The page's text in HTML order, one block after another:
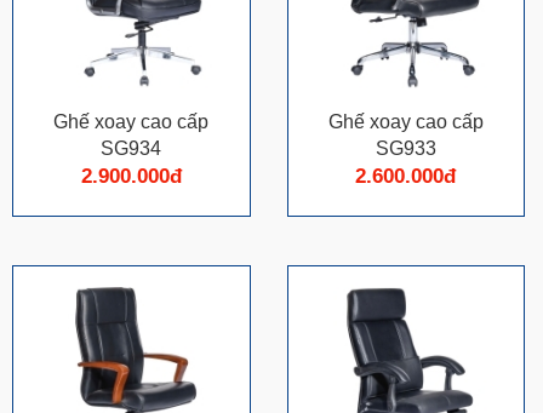
Ghế xoay cao cấp
SG934
2.900.000đ
Ghế xoay cao cấp
SG933
2.600.000đ